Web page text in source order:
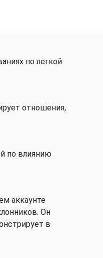
по легкой
отношения,
по влиянию
аккаунте
Он
в